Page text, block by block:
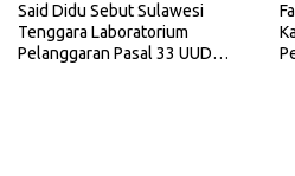
Said Didu Sebut Sulawesi
Tenggara Laboratorium
Pelanggaran Pasal 33 UUD